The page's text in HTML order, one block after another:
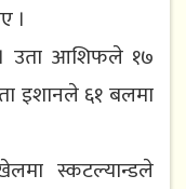
।
उता आशिफले १७
इशानले ६१ बलमा
स्कटल्यान्डले